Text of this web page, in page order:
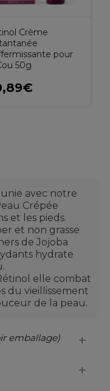
Crème
pour
50g
avec notre
Crépée
et les pieds.
et non grasse
de Jojoba
hydrate
elle combat
du vieillissement
de la peau.
emballage)